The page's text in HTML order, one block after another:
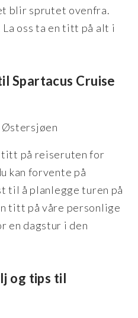
blir sprutet ovenfra.
La oss ta en titt på alt i
Spartacus Cruise
på reiseruten for
kan forvente på
til å planlegge turen på
titt på våre personlige
en dagstur i den
og tips til